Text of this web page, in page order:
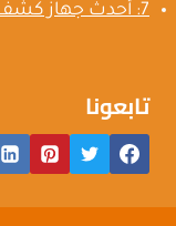
7: أحدث جهاز كشف التماس الكهرباء
تابعونا